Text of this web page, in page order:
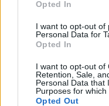
Opted In
I want to opt-out of
Personal Data for
Opted In
I want to opt-out of
Retention, Sale,
Personal Data that
Purposes for which
Opted Out